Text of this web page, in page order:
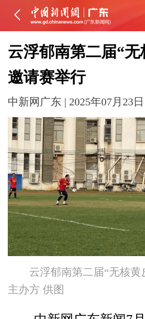
云浮郁南第二届“
邀请赛举行
中新网广东 | 2025年07月23
云浮郁南第二届“无核
主办方 供图